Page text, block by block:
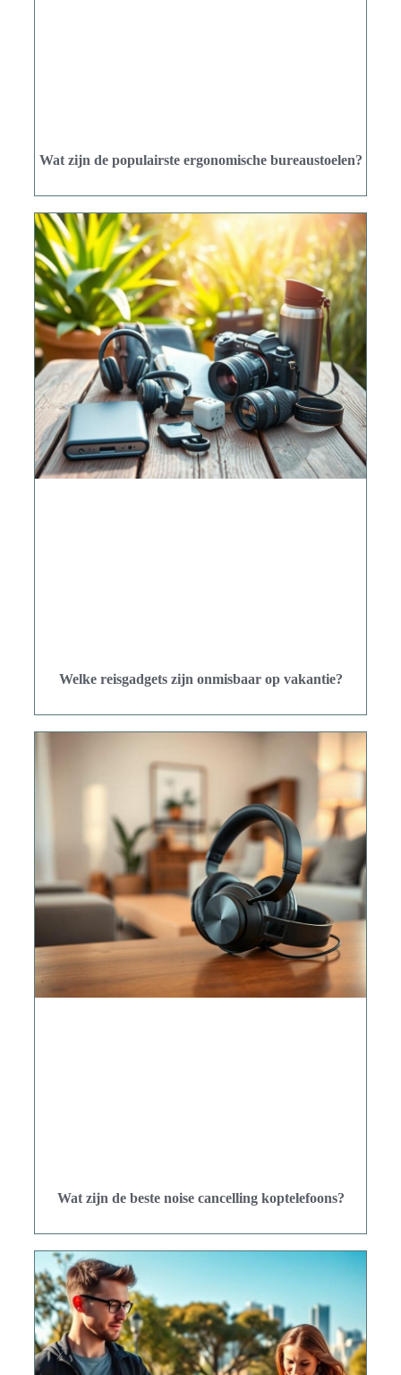
Wat zijn de populairste ergonomische bureaustoelen?
Welke reisgadgets zijn onmisbaar op vakantie?
Wat zijn de beste noise cancelling koptelefoons?